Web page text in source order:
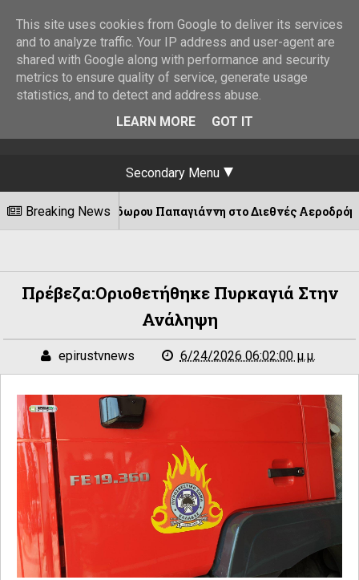
Secondary Menu
Breaking News
Θεόδωρου Παπαγιάννη στο Διεθνές Αεροδρόμιο των
Πρέβεζα:Οριοθετήθηκε Πυρκαγιά Στην
Ανάληψη
epirustvnews 6/24/2026 06:02:00 μ.μ.
This site uses cookies from Google to deliver its services
and to analyze traffic. Your IP address and user-agent are
shared with Google along with performance and security
metrics to ensure quality of service, generate usage
statistics, and to detect and address abuse.
LEARN MORE
GOT IT